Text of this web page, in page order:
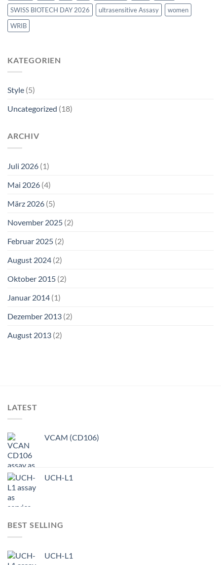
SWISS BIOTECH DAY 2026 ultrasensitive Assasy
women
WRIB
KATEGORIEN
Style (5)
Uncategorized (18)
ARCHIV
Juli 2026 (1)
Mai 2026 (4)
März 2026 (5)
November 2025 (2)
Februar 2025 (2)
August 2024 (2)
Oktober 2015 (2)
Januar 2014 (1)
Dezember 2013 (2)
August 2013 (2)
LATEST
VCAM (CD106)
UCH-L1
BEST SELLING
UCH-L1